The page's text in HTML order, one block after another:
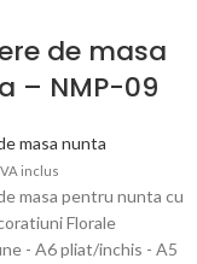
de masa
– NMP-09
masa nunta
inclus
masa pentru nunta cu
Florale
- A6 pliat/inchis - A5